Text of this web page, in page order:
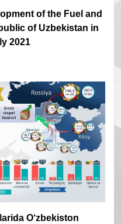
of the Fuel and
of Uzbekistan in
2021
O‘zbekiston